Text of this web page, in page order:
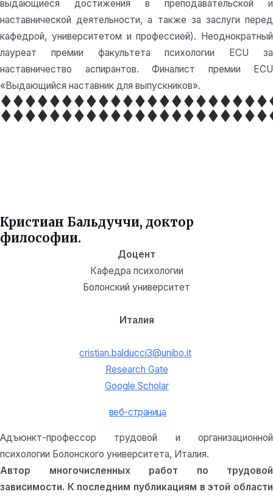
выдающиеся достижения в преподавательской и
наставнической деятельности, а также за заслуги перед
кафедрой, университетом и профессией). Неоднократный
лауреат премии факультета психологии ECU за
наставничество аспирантов. Финалист премии ECU
«Выдающийся наставник для выпускников».
Кристиан Бальдуччи, доктор
философии.
Доцент
Кафедра психологии
Болонский университет
Италия
cristian.balducci3@unibo.it
Research Gate
Google Scholar
веб-страница
Адъюнкт-профессор трудовой и организационной
психологии Болонского университета, Италия.
Автор многочисленных работ по трудовой
зависимости. К последним публикациям в этой области